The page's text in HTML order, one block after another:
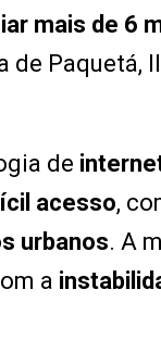
mais de 6
Paquetá,
de
acesso,
urbanos. A
a